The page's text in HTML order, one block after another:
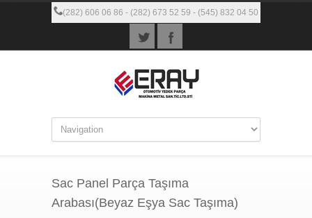
(282) 606 06 86 - (282) 673 52 59 - (545) 832 04 50
Sac Panel Parça Taşıma
Arabası(Beyaz Eşya Sac Taşıma)